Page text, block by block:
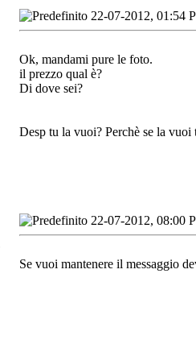
22-07-2012, 01:54
Ok, mandami pure le foto.
il prezzo qual è?
Di dove sei?
Desp tu la vuoi? Perchè se la
22-07-2012, 08:00
Se vuoi mantenere il messaggio